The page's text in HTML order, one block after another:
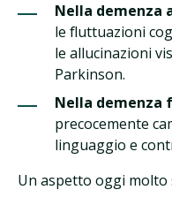
Nella demenza
le fluttuazioni
le allucinazioni
Parkinson.
Nella
precocemente
linguaggio e
Un aspetto oggi